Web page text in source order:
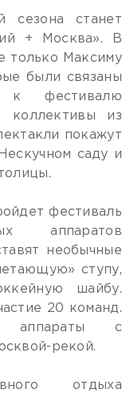
сезона станет
+ Москва». В
только Максиму
были связаны
к фестивалю
коллективы из
покажут
саду и
фестиваль
аппаратов
необычные
ступу,
шайбу.
20 команд.
аппараты с
рекой.
отдыха